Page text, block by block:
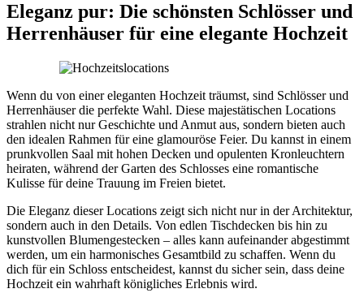
Eleganz pur: Die schönsten Schlösser und
Herrenhäuser für eine elegante Hochzeit
Wenn du von einer eleganten Hochzeit träumst, sind Schlösser und
Herrenhäuser die perfekte Wahl. Diese majestätischen Locations
strahlen nicht nur Geschichte und Anmut aus, sondern bieten auch
den idealen Rahmen für eine glamouröse Feier. Du kannst in einem
prunkvollen Saal mit hohen Decken und opulenten Kronleuchtern
heiraten, während der Garten des Schlosses eine romantische
Kulisse für deine Trauung im Freien bietet.
Die Eleganz dieser Locations zeigt sich nicht nur in der Architektur,
sondern auch in den Details. Von edlen Tischdecken bis hin zu
kunstvollen Blumengestecken – alles kann aufeinander abgestimmt
werden, um ein harmonisches Gesamtbild zu schaffen. Wenn du
dich für ein Schloss entscheidest, kannst du sicher sein, dass deine
Hochzeit ein wahrhaft königliches Erlebnis wird.